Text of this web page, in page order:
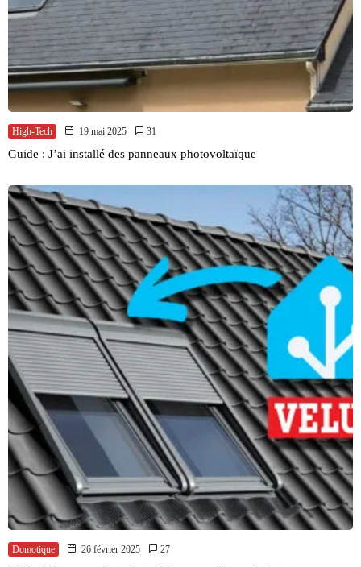
High-Tech 19 mai 2025 31
Guide : J’ai installé des panneaux photovoltaïque
Domotique 26 février 2025 27